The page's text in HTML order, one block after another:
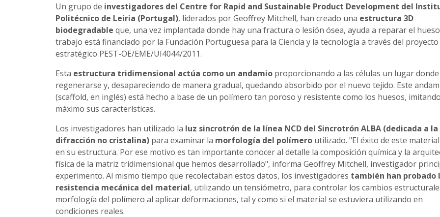
Un grupo de investigadores del Centre for Rapid and Sustainable Product Development del
Politécnico de Leiria (Portugal), liderados por Geoffrey Mitchell, han creado una estructura 3D
biodegradable que, una vez implantada donde hay una fractura o lesión ósea, ayuda a reparar el
trabajo está financiado por la Fundación Portuguesa para la Ciencia y la tecnología a través del proyecto
estratégico PEST-OE/EME/UI4044/2011.
Esta estructura tridimensional actúa como un andamioproporcionando a las células un lugar donde
regenerarse y, desapareciendo de manera gradual, quedando absorbido por el nuevo tejido. Este
(scaffold, en inglés) está hecho a base de un polímero tan poroso y resistente como los huesos,
máximo sus características.
Los investigadores han utilizado la luz sincrotrón de la línea NCD del Sincrotrón ALBA (dedicada a la
difracción no cristalina)para examinar la morfología del polímeroutilizado. "El éxito de este
en su estructura. Por ese motivo es tan importante conocer al detalle la composición química y la
física de la matriz tridimensional que hemos desarrollado", informa Geoffrey Mitchell, investigador
experimento. Al mismo tiempo que recolectaban estos datos, los investigadores también han probado
resistencia mecánica del material, utilizando un tensiómetro, para controlar los cambios
morfología del polímero al aplicar deformaciones, tal y como si el material se estuviera utilizando en
condiciones reales.